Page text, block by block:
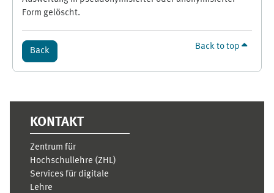
Form gelöscht.
Back Back to top
KONTAKT
Zentrum für
Hochschullehre (ZHL)
Services für digitale
Lehre